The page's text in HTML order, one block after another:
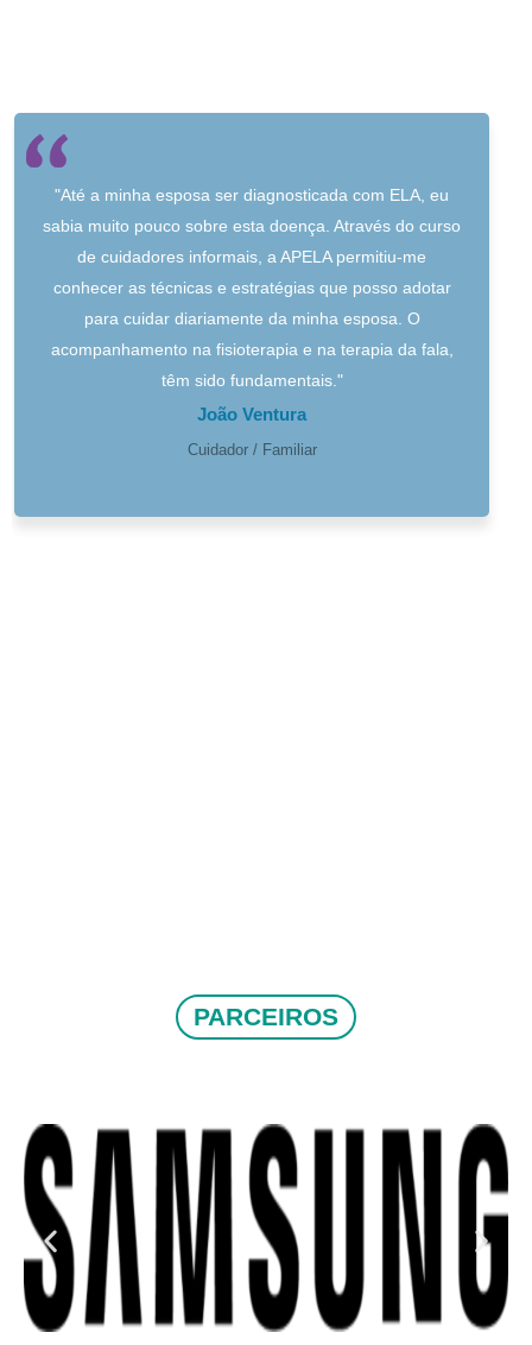
"Até a minha esposa ser diagnosticada com ELA, eu
sabia muito pouco sobre esta doença. Através do curso
de cuidadores informais, a APELA permitiu-me
conhecer as técnicas e estratégias que posso adotar
para cuidar diariamente da minha esposa. O
acompanhamento na fisioterapia e na terapia da fala,
têm sido fundamentais."
João Ventura
Cuidador / Familiar
PARCEIROS